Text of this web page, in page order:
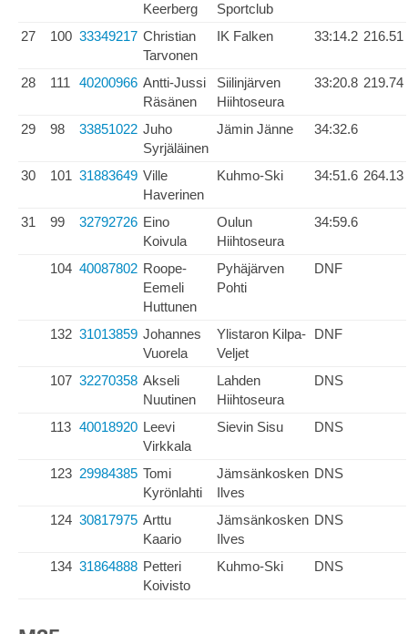
Keerberg
Sportclub
27 100 33349217 Christian
Tarvonen
IK Falken 33:14.2 216.51
28 111 40200966 Antti-Jussi
Räsänen
Siilinjärven
Hiihtoseura
33:20.8 219.74
29 98 33851022 Juho
Syrjäläinen
Jämin Jänne 34:32.6
30 101 31883649 Ville
Haverinen
Kuhmo-Ski 34:51.6 264.13
31 99 32792726 Eino
Koivula
Oulun
Hiihtoseura
34:59.6
104 40087802 Roope-
Eemeli
Huttunen
Pyhäjärven
Pohti
DNF
132 31013859 Johannes
Vuorela
Ylistaron Kilpa-
Veljet
DNF
107 32270358 Akseli
Nuutinen
Lahden
Hiihtoseura
DNS
113 40018920 Leevi
Virkkala
Sievin Sisu DNS
123 29984385 Tomi
Kyrönlahti
Jämsänkosken
Ilves
DNS
124 30817975 Arttu
Kaario
Jämsänkosken
Ilves
DNS
134 31864888 Petteri
Koivisto
Kuhmo-Ski DNS